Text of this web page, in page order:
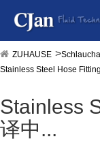
ZUHAUSE
Stainless Steel Hose
Stainless
译中...